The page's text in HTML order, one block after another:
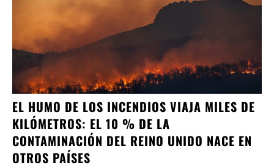
EL HUMO DE LOS INCENDIOS VIAJA MILES DE
KILÓMETROS: EL 10 % DE LA
CONTAMINACIÓN DEL REINO UNIDO NACE EN
OTROS PAÍSES